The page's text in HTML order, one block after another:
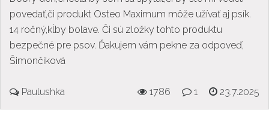
povedať,či produkt Osteo Maximum môže užívať aj psík.
14 ročný,kĺby bolave. Či sú zložky tohto produktu
bezpečné pre psov. Ďakujem vám pekne za odpoveď,
Šimončíková
Paulushka 1786 1 23.7.2025